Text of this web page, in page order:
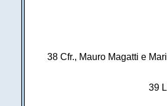
38 Cfr., Mauro Magatti e
39